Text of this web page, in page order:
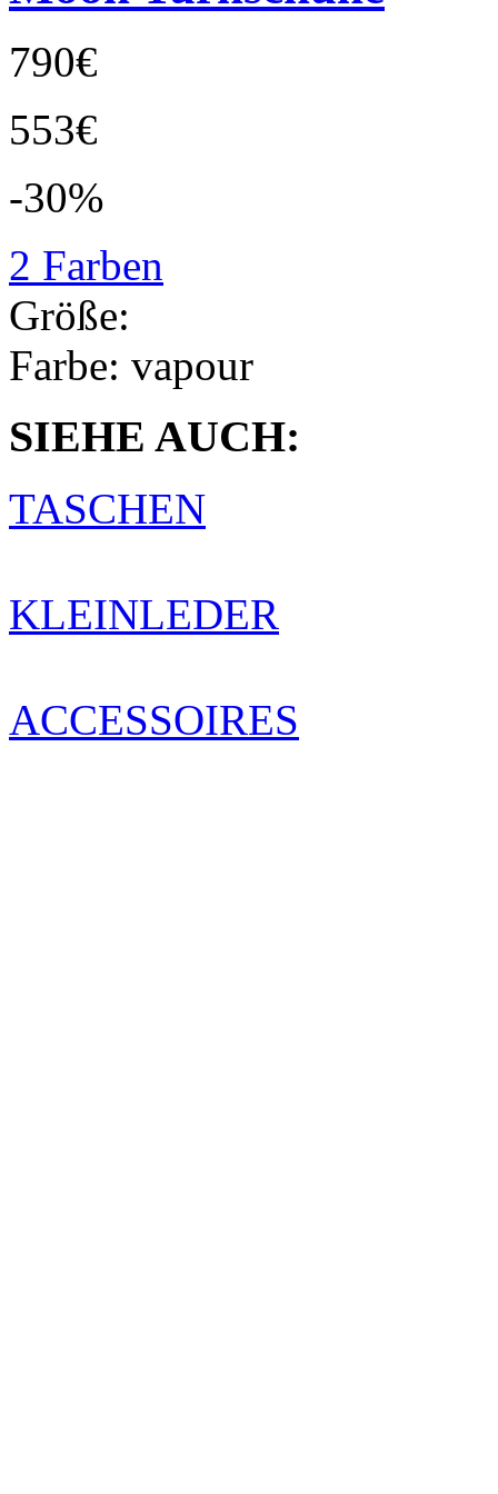
790€
553€
-30%
2 Farben
Größe:
Farbe: vapour
SIEHE AUCH:
TASCHEN
KLEINLEDER
ACCESSOIRES